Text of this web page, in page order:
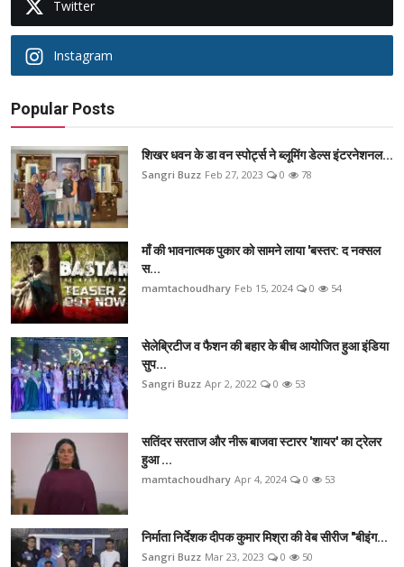
Twitter
Instagram
Popular Posts
शिखर धवन के डा वन स्पोर्ट्स ने ब्लूमिंग डेल्स इंटरनेशनल...
Sangri Buzz Feb 27, 2023 0 78
माँ की भावनात्मक पुकार को सामने लाया 'बस्तर: द नक्सल
स...
mamtachoudhary Feb 15, 2024 0 54
सेलेब्रिटीज व फैशन की बहार के बीच आयोजित हुआ इंडिया
सुप...
Sangri Buzz Apr 2, 2022 0 53
सतिंदर सरताज और नीरू बाजवा स्टारर 'शायर' का ट्रेलर
हुआ ...
mamtachoudhary Apr 4, 2024 0 53
निर्माता निर्देशक दीपक कुमार मिश्रा की वेब सीरीज "बीइंग...
Sangri Buzz Mar 23, 2023 0 50